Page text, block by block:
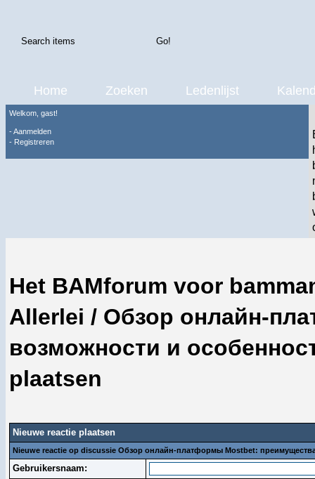
Home Zoeken Ledenlijst
Welkom, gast!
-Aanmelden
- Registreren
Het BAMforum voor
Allerlei / Обзор онлайн-
возможности и
plaatsen
Nieuwe reactie plaatsen
Nieuwe reactie op discussie Обзор онлайн-платформы Mostbet:
Gebruikersnaam: